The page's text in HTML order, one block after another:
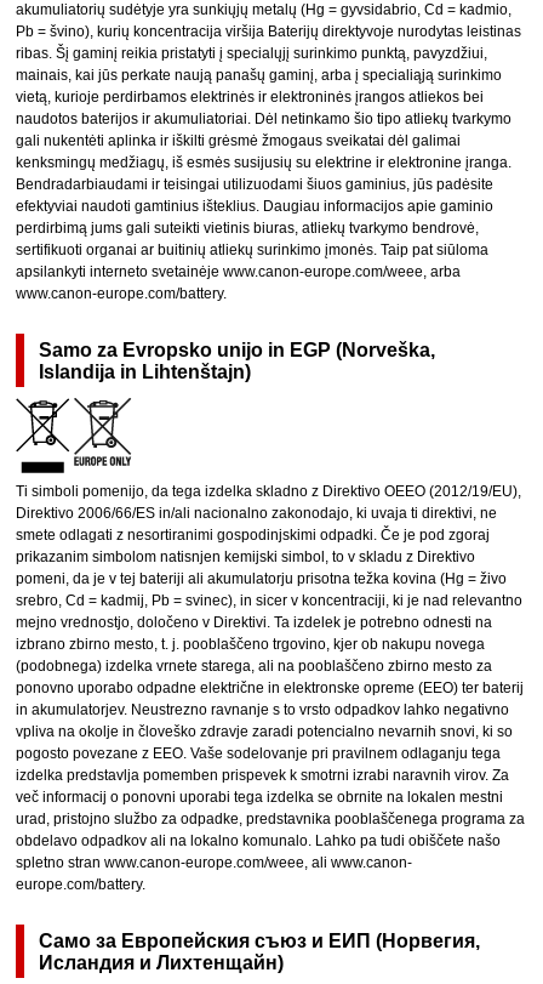
akumuliatorių sudėtyje yra sunkiųjų metalų (Hg = gyvsidabrio, Cd = kadmio,
Pb = švino), kurių koncentracija viršija Baterijų direktyvoje nurodytas leistinas
ribas. Šį gaminį reikia pristatyti į specialųjį surinkimo punktą, pavyzdžiui,
mainais, kai jūs perkate naują panašų gaminį, arba į specialiąją surinkimo
vietą, kurioje perdirbamos elektrinės ir elektroninės įrangos atliekos bei
naudotos baterijos ir akumuliatoriai. Dėl netinkamo šio tipo atliekų tvarkymo
gali nukentėti aplinka ir iškilti grėsmė žmogaus sveikatai dėl galimai
kenksmingų medžiagų, iš esmės susijusių su elektrine ir elektronine įranga.
Bendradarbiaudami ir teisingai utilizuodami šiuos gaminius, jūs padėsite
efektyviai naudoti gamtinius išteklius. Daugiau informacijos apie gaminio
perdirbimą jums gali suteikti vietinis biuras, atliekų tvarkymo bendrovė,
sertifikuoti organai ar buitinių atliekų surinkimo įmonės. Taip pat siūloma
apsilankyti interneto svetainėje www.canon-europe.com/weee, arba
www.canon-europe.com/battery.
Samo za Evropsko unijo in EGP (Norveška,
Islandija in Lihtenštajn)
Ti simboli pomenijo, da tega izdelka skladno z Direktivo OEEO (2012/19/EU),
Direktivo 2006/66/ES in/ali nacionalno zakonodajo, ki uvaja ti direktivi, ne
smete odlagati z nesortiranimi gospodinjskimi odpadki. Če je pod zgoraj
prikazanim simbolom natisnjen kemijski simbol, to v skladu z Direktivo
pomeni, da je v tej bateriji ali akumulatorju prisotna težka kovina (Hg = živo
srebro, Cd = kadmij, Pb = svinec), in sicer v koncentraciji, ki je nad relevantno
mejno vrednostjo, določeno v Direktivi. Ta izdelek je potrebno odnesti na
izbrano zbirno mesto, t. j. pooblaščeno trgovino, kjer ob nakupu novega
(podobnega) izdelka vrnete starega, ali na pooblaščeno zbirno mesto za
ponovno uporabo odpadne električne in elektronske opreme (EEO) ter baterij
in akumulatorjev. Neustrezno ravnanje s to vrsto odpadkov lahko negativno
vpliva na okolje in človeško zdravje zaradi potencialno nevarnih snovi, ki so
pogosto povezane z EEO. Vaše sodelovanje pri pravilnem odlaganju tega
izdelka predstavlja pomemben prispevek k smotrni izrabi naravnih virov. Za
več informacij o ponovni uporabi tega izdelka se obrnite na lokalen mestni
urad, pristojno službo za odpadke, predstavnika pooblaščenega programa za
obdelavo odpadkov ali na lokalno komunalo. Lahko pa tudi obiščete našo
spletno stran www.canon-europe.com/weee, ali www.canon-
europe.com/battery.
Само за Европейския съюз и ЕИП (Норвегия,
Исландия и Лихтенщайн)